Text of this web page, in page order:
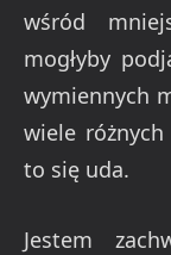
wśród
mogłyby
wymiennych
wiele
to się uda.
Jestem